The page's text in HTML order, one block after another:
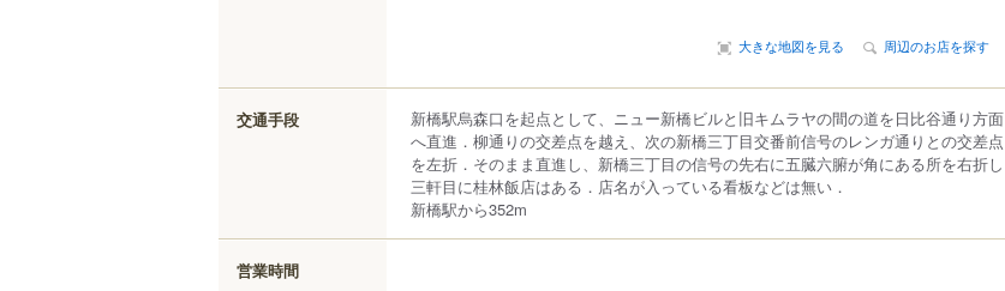
大きな地図を見る 周辺のお店を探す
交通手段
新橋駅烏森口を起点として、ニュー新橋ビルと旧キムラヤの間の道を日比谷通り方面
へ直進．柳通りの交差点を越え、次の新橋三丁目交番前信号のレンガ通りとの交差点
を左折．そのまま直進し、新橋三丁目の信号の先右に五臓六腑が角にある所を右折し
三軒目に桂林飯店はある．店名が入っている看板などは無い．
新橋駅から352m
営業時間